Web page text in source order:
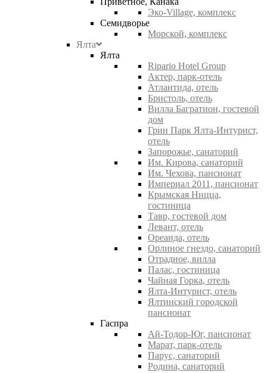
Эко-Village, комплекс
Семидворье
Морской, комплекс
Ялта
Ялта
Ripario Hotel Group
Актер, парк-отель
Атлантида, отель
Бристоль, отель
Вилла Багратион, гостевой
дом
Грин Парк Ялта-Интурист,
отель
Запорожье, санаторий
Им. Кирова, санаторий
Им. Чехова, пансионат
Империал 2011, пансионат
Крымская Ницца,
гостиница
Тавр, гостевой дом
Левант, отель
Ореанда, отель
Орлиное гнездо, санаторий
Отрадное, вилла
Палас, гостиница
Чайная Горка, отель
Ялта-Интурист, отель
Ялтинский городской
пансионат
Гаспра
Ай-Тодор-Юг, пансионат
Марат, парк-отель
Парус, санаторий
Родина, санаторий